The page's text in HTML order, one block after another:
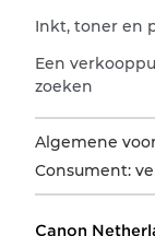
Inkt, toner en
Een
zoeken
Algemene
Consument:
Canon